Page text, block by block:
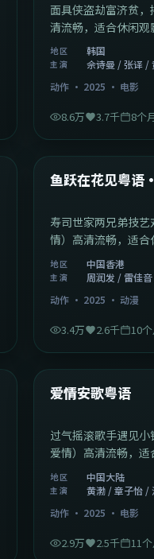
面具侠盗劫富济贫
清流畅，适合休闲观
地区 韩国
主演
佘诗曼 / 张译 /
动作 · 2025 · 电影
8.6万 3.7千 8个
最新
中国香港
鱼跃在花见粤语
寿司世家两兄弟技
情）高清流畅，适合
地区 中国香港
主演
周润发 / 雷佳
动作 · 2025 ·动漫
3.4万 2.6千 10
最新
中国大陆
爱情安歌粤语
过气摇滚歌手遇见
爱情）高清流畅，适
地区 中国大陆
主演
黄渤 / 章子怡 /
动作 · 2025 · 电影
2.9万 2.5千 11